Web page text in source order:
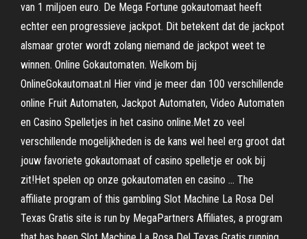
van 1 miljoen euro. De Mega Fortune gokautomaat heeft
echter een progressieve jackpot. Dit betekent dat de jackpot
alsmaar groter wordt zolang niemand de jackpot weet te
winnen. Online Gokautomaten. Welkom bij
OnlineGokautomaat.nl Hier vind je meer dan 100 verschillende
online Fruit Automaten, Jackpot Automaten, Video Automaten
en Casino Spelletjes in het casino online.Met zo veel
verschillende mogelijkheden is de kans wel heel erg groot dat
jouw favoriete gokautomaat of casino spelletje er ook bij
zit!Het spelen op onze gokautomaten en casino … The
affiliate program of this gambling Slot Machine La Rosa Del
Texas Gratis site is run by MegaPartners Affiliates, a program